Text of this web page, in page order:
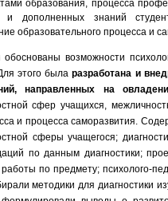
образования, процесса
и дополненных знаний
образовательного процесса и
возможности
этого быларазработана и
направленных на
сфер учащихся,
и процесса саморазвития.
сферы учащегося;
по данным диагностики;
по предмету; психолого-
методики длядиагностики